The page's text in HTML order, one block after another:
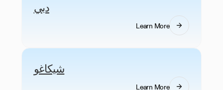
دبي
Learn More
شيكاغو
Learn More